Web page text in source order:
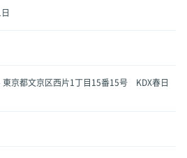
東京都文京区西片1丁目15番15号 KDX春日